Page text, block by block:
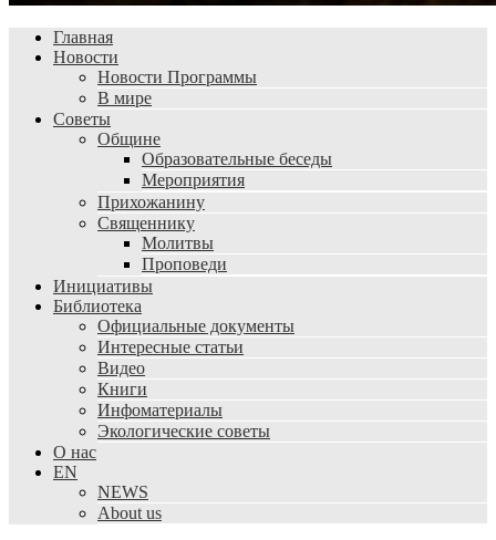
Главная
Новости
Новости Программы
В мире
Советы
Общине
Образовательные беседы
Мероприятия
Прихожанину
Священнику
Молитвы
Проповеди
Инициативы
Библиотека
Официальные документы
Интересные статьи
Видео
Книги
Инфоматериалы
Экологические советы
О нас
EN
NEWS
About us